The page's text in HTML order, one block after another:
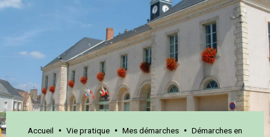
Accueil • Vie pratique • Mes démarches • Démarches en